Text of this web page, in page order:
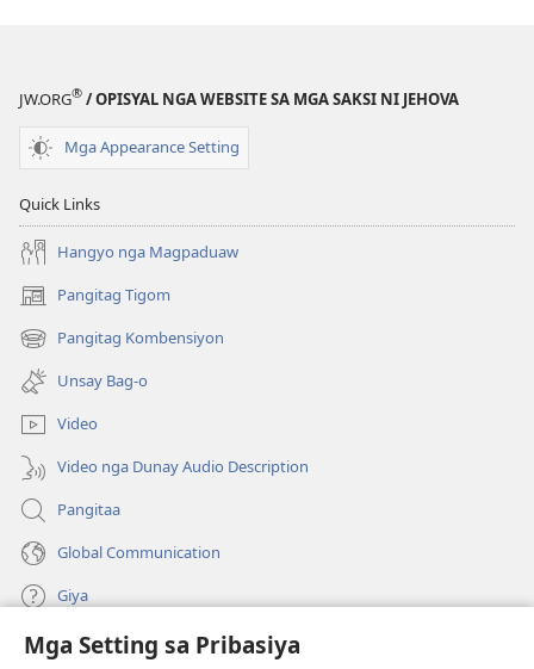
Mga Setting sa Pribasiya
JW.ORG® / OPISYAL NGA WEBSITE SA MGA SAKSI NI JEHOVA
Mga Appearance Setting
Quick Links
Hangyo nga Magpaduaw
Pangitag Tigom
(mo-
open
ug
bag-
ong
window)
Pangitag Kombensiyon
(mo-
open
ug
bag-
ong
window)
Unsay Bag-o
Video
Video nga Dunay Audio Description
Pangitaa
Global Communication
Giya
Donasyon